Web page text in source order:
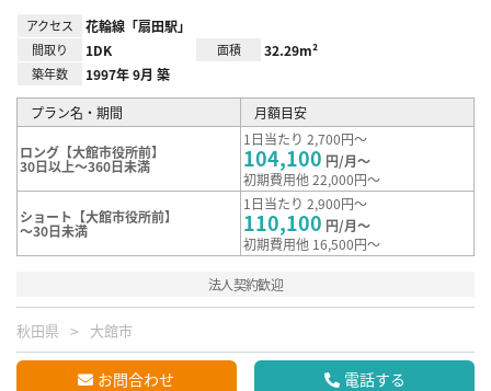
アクセス 花輪線「扇田駅」
間取り 1DK 面積 32.29m²
築年数 1997年 9月 築
プラン名・期間 月額目安
ロング【大館市役所前】
30日以上～360日未満
1日当たり 2,700円～
104,100 円/月～
初期費用他 22,000円～
ショート【大館市役所前】
～30日未満
1日当たり 2,900円～
110,100 円/月～
初期費用他 16,500円～
法人契約歓迎
秋田県 大館市
お問合わせ 電話する